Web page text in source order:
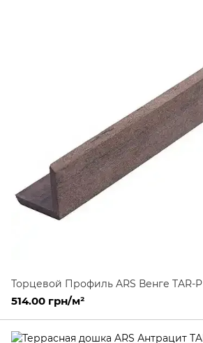
Торцевой Профиль ARS Венге TAR-P
514.00 грн/м²